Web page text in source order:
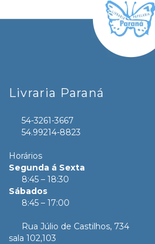
Livraria Paraná
54-3261-3667
54.99214-8823
Horários
Segunda á Sexta
8:45 – 18:30
Sábados
8:45 – 17:00
Rua Júlio de Castilhos, 734
sala 102,103